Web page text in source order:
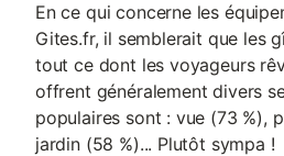
En ce qui concerne les
Gites.fr, il semblerait que les
tout ce dont les voyageurs
offrent généralement divers
populaires sont : vue (73 %),
jardin (58 %)... Plutôt sympa !